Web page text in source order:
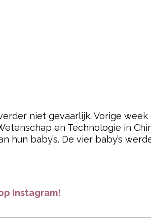
niet gevaarlijk. Vorige
en Technologie in
hun baby’s. De vier baby’s
Instagram!